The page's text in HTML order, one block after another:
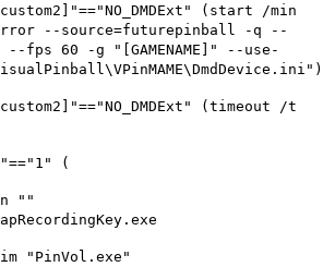
(start /min
--source=futurepinball -q --
fps 60 -g "[GAMENAME]" --use-
(timeout /t
(
""
"PinVol.exe"